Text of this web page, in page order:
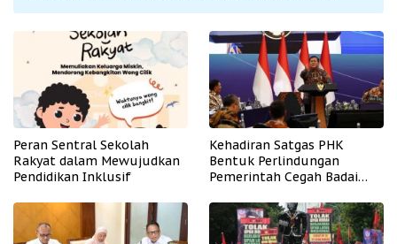
Peran Sentral Sekolah
Rakyat dalam Mewujudkan
Pendidikan Inklusif
Kehadiran Satgas PHK
Bentuk Perlindungan
Pemerintah Cegah Badai